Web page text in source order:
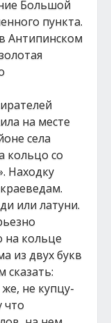
Большой
пункта.
Антипинском
на месте
села
кольцо со
Находку
или латуни.
на кольце
из двух букв
сказать:
не купцу-
что